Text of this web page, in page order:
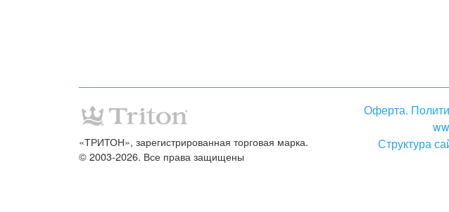
Оферта.
Структура
«ТРИТОН», зарегистрированная торговая марка.
© 2003-2026. Все права защищены